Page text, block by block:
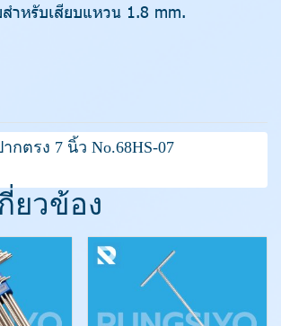
ำหรับเสียบแหวน 1.8 mm.
ตรง 7 นิ้ว No.68HS-07
ยวข้อง